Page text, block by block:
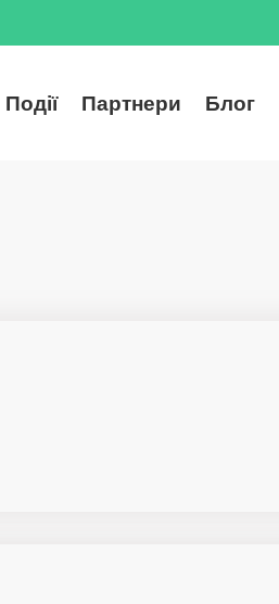
Події Партнери Блог